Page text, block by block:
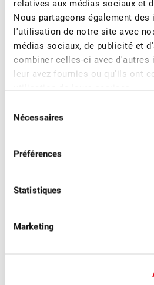
relatives aux médias sociaux et
Nous partageons également
l'utilisation de notre site avec
médias sociaux, de publicité et
combiner celles-ci avec d'autres
leur avez fournies ou qu'ils ont
Nécessaires
Préférences
Statistiques
Marketing
abordons en détail le thème «
28.04.2026 ■